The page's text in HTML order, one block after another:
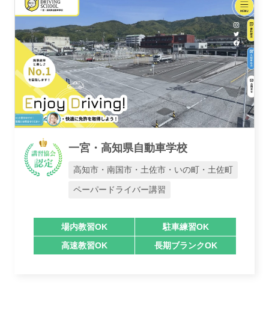
一宮・高知県自動車学校
高知市・南国市・土佐市・いの町・土佐町
ペーパードライバー講習
場内教習OK
駐車練習OK
高速教習OK
長期ブランクOK